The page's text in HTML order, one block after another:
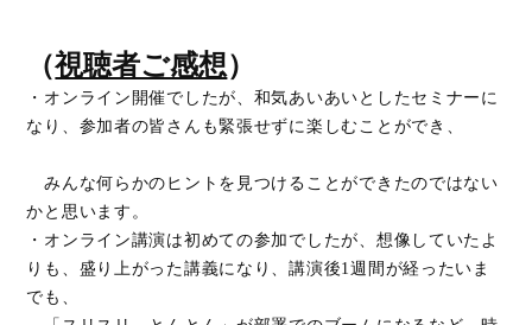
（視聴者ご感想）
・オンライン開催でしたが、和気あいあいとしたセミナーに
なり、参加者の皆さんも緊張せずに楽しむことができ、
みんな何らかのヒントを見つけることができたのではない
かと思います。
・オンライン講演は初めての参加でしたが、想像していたよ
りも、盛り上がった講義になり、講演後1週間が経ったいま
でも、